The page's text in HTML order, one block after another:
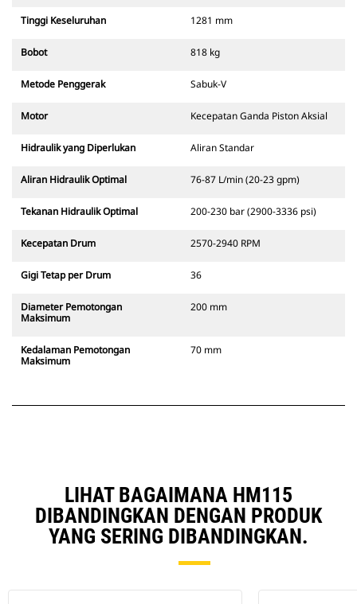
Tinggi Keseluruhan 1281 mm
Bobot 818 kg
Metode Penggerak Sabuk-V
Motor Kecepatan Ganda Piston Aksial
Hidraulik yang Diperlukan Aliran Standar
Aliran Hidraulik Optimal 76-87 L/min (20-23 gpm)
Tekanan Hidraulik Optimal 200-230 bar (2900-3336 psi)
Kecepatan Drum 2570-2940 RPM
Gigi Tetap per Drum 36
Diameter Pemotongan
Maksimum
200 mm
Kedalaman Pemotongan
Maksimum
70 mm
LIHAT BAGAIMANA HM115
DIBANDINGKAN DENGAN PRODUK
YANG SERING DIBANDINGKAN.